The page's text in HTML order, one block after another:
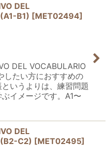
DEL
B1) [MET02494]
DEL VOCABULARIO
したい方におすすめの
いうよりは、練習問題
イメージです。A1〜
DEL
C2) [MET02495]